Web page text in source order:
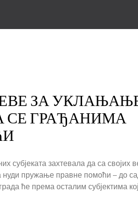
ЗА
СЕ ГРАЂАНИМА
субјеката захтевала да са својих
нуди пружање правне помоћи – до
ће према осталим субјектима